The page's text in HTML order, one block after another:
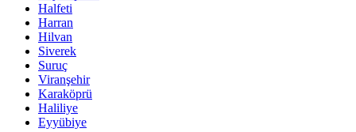
Halfeti
Harran
Hilvan
Siverek
Suruç
Viranşehir
Karaköprü
Haliliye
Eyyübiye